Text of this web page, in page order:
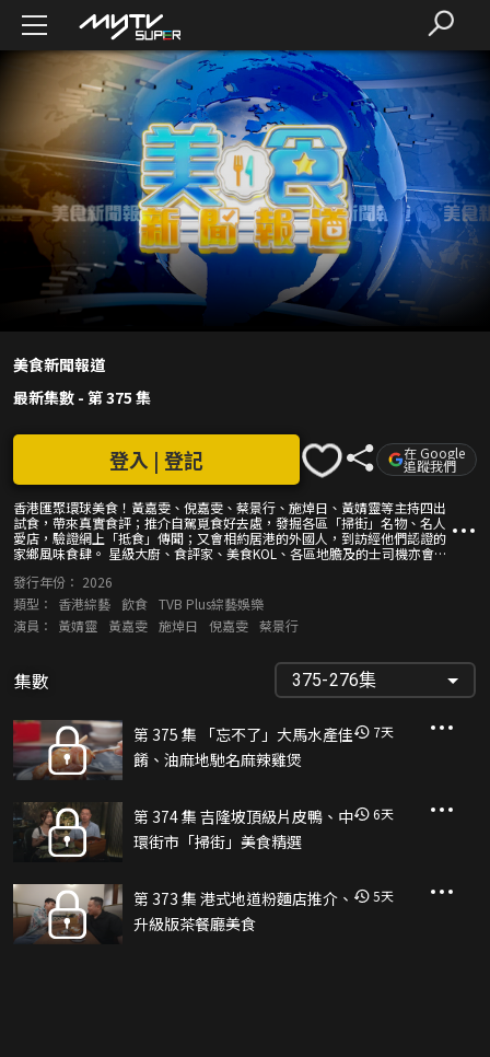
美食新聞報道
最新集數 - 第 375 集
香港匯聚環球美食！黃嘉雯、倪嘉雯、蔡景行、施焯日、黃婧靈等主持四出
試食，帶來真實食評；推介自駕覓食好去處，發掘各區「掃街」名物、名人
愛店，驗證網上「抵食」傳聞；又會相約居港的外國人，到訪經他們認證的
家鄉風味食肆。 星級大廚、食評家、美食KOL、各區地膽及的士司機亦會帶
食潮流，速遞美食優惠，讓觀眾掌握最滋味、抵食的飲食情報。
登入 | 登記 在 Google
追蹤我們
發行年份： 2026
類型：
香港綜藝 飲食 TVB Plus綜藝娛樂
演員：
黃婧靈 黃嘉雯 施焯日 倪嘉雯 蔡景行
集數 375-276集
第 375 集 「忘不了」大馬水產佳
餚、油麻地馳名麻辣雞煲
7天
第 374 集 吉隆坡頂級片皮鴨、中
環街市「掃街」美食精選
6天
第 373 集 港式地道粉麵店推介、
升級版茶餐廳美食
5天